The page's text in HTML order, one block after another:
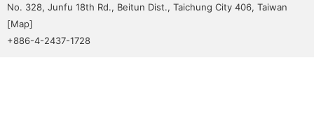
No. 328, Junfu 18th Rd., Beitun Dist., Taichung City 406, Taiwan
[Map]
+886-4-2437-1728